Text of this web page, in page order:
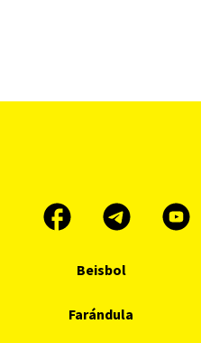
Beisbol
Farándula